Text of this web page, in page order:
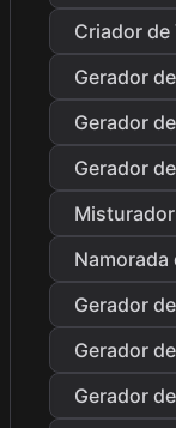
Criador
Gerador
Gerador
Gerador
Namorada
Gerador
Gerador
Gerador